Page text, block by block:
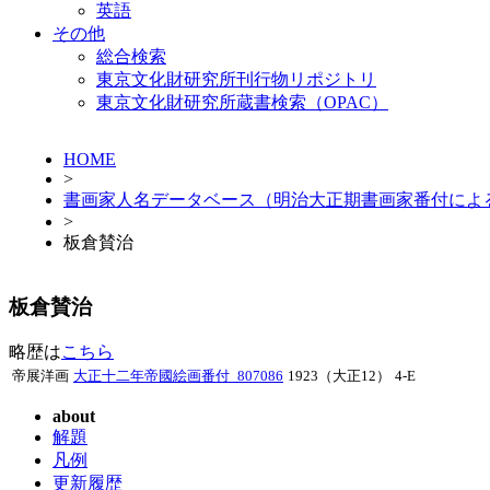
英語
その他
総合検索
東京文化財研究所刊行物リポジトリ
東京文化財研究所蔵書検索（OPAC）
HOME
>
書画家人名データベース（明治大正期書画家番付によ
>
板倉賛治
板倉賛治
略歴はこちら
帝展洋画 大正十二年帝國絵画番付_807086 1923（大正12） 4-E
about
解題
凡例
更新履歴